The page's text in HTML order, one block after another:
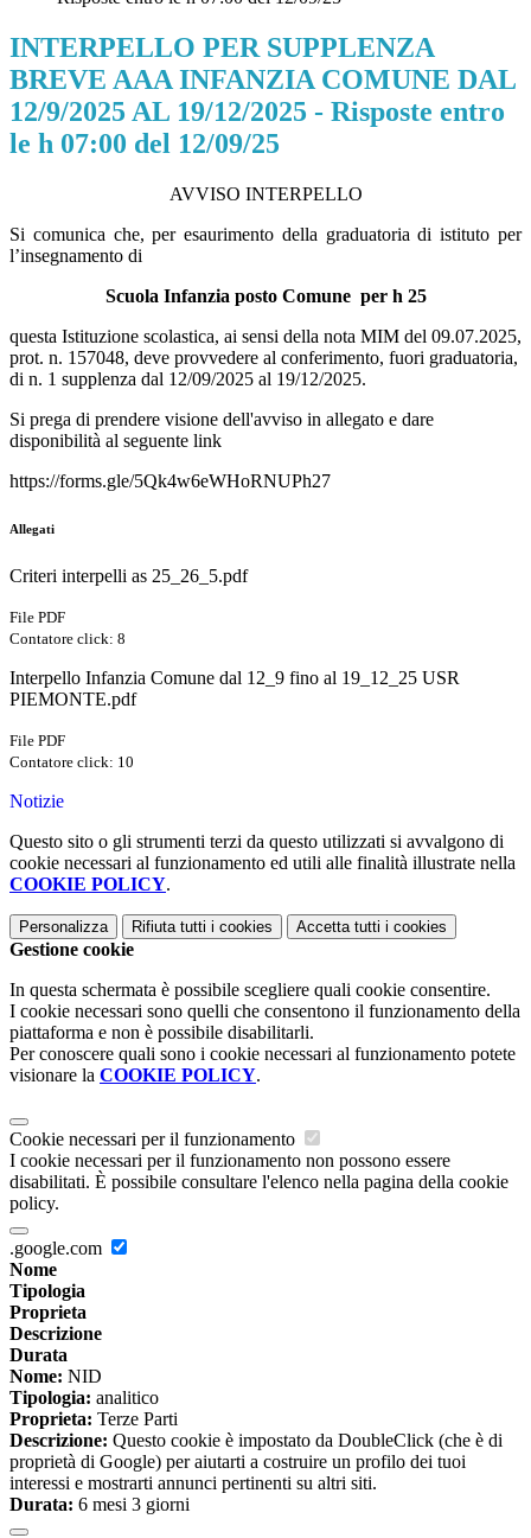
INTERPELLO PER SUPPLENZA
BREVE AAA INFANZIA COMUNE DAL
12/9/2025 AL 19/12/2025 - Risposte entro
le h 07:00 del 12/09/25
AVVISO INTERPELLO
Si comunica che, per esaurimento della graduatoria di istituto per
l’insegnamento di
Scuola Infanzia posto Comune per h 25
questa Istituzione scolastica, ai sensi della nota MIM del 09.07.2025,
prot. n. 157048, deve provvedere al conferimento, fuori graduatoria,
di n. 1 supplenza dal 12/09/2025 al 19/12/2025.
Si prega di prendere visione dell'avviso in allegato e dare
disponibilità al seguente link
https://forms.gle/5Qk4w6eWHoRNUPh27
Allegati
Criteri interpelli as 25_26_5.pdf
File PDF
Contatore click: 8
Interpello Infanzia Comune dal 12_9 fino al 19_12_25 USR
PIEMONTE.pdf
File PDF
Contatore click: 10
Notizie
Questo sito o gli strumenti terzi da questo utilizzati si avvalgono di
cookie necessari al funzionamento ed utili alle finalità illustrate nella
COOKIE POLICY.
Personalizza Rifiuta tutti i cookies Accetta tutti i cookies
Gestione cookie
In questa schermata è possibile scegliere quali cookie consentire.
I cookie necessari sono quelli che consentono il funzionamento della
piattaforma e non è possibile disabilitarli.
Per conoscere quali sono i cookie necessari al funzionamento potete
visionare la COOKIE POLICY.
Cookie necessari per il funzionamento
I cookie necessari per il funzionamento non possono essere
disabilitati. È possibile consultare l'elenco nella pagina della cookie
policy.
.google.com
Nome
Tipologia
Proprieta
Descrizione
Durata
Nome: NID
Tipologia: analitico
Proprieta: Terze Parti
Descrizione: Questo cookie è impostato da DoubleClick (che è di
proprietà di Google) per aiutarti a costruire un profilo dei tuoi
interessi e mostrarti annunci pertinenti su altri siti.
Durata: 6 mesi 3 giorni